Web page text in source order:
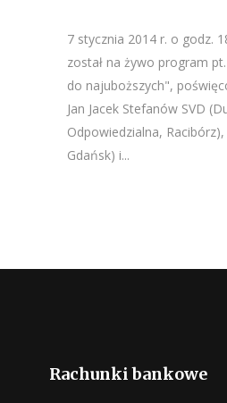
7 stycznia 2014 r. o godz.
został na żywo program
do najuboższych",
Jan Jacek Stefanów SVD
Odpowiedzialna,
Gdańsk) i...
Rachunki bankowe